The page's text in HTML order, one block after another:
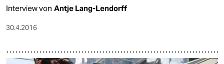
Interview von Antje Lang-Lendorff
30.4.2016